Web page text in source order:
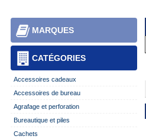
CATÉGORIES
MARQUES
Accessoires cadeaux
Accessoires de bureau
Agrafage et perforation
Bureautique et piles
Cachets